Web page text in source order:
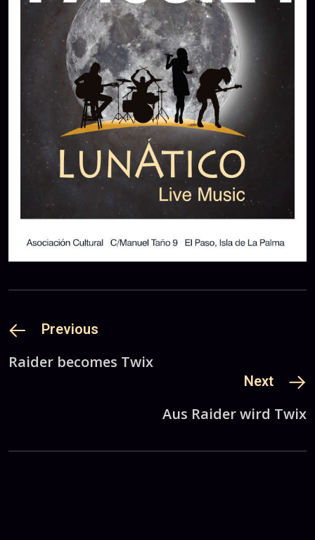
Previous
Raider becomes Twix
Next
Aus Raider wird Twix